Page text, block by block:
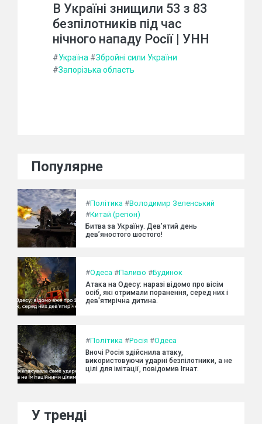
В Україні знищили 53 з 83
безпілотників під час
нічного нападу Росії | УНН
#Україна #Збройні сили України
#Запорізька область
Популярне
#Політика #Володимир Зеленський
#Китай (регіон)
Битва за Україну. Дев’ятий день
дев’яностого шостого!
#Одеса #Паливо #Будинок
Атака на Одесу: наразі відомо про вісім
осіб, які отримали поранення, серед них і
дев'ятирічна дитина.
#Політика #Росія #Одеса
Вночі Росія здійснила атаку,
використовуючи ударні безпілотники, а не
цілі для імітації, повідомив Ігнат.
У тренді